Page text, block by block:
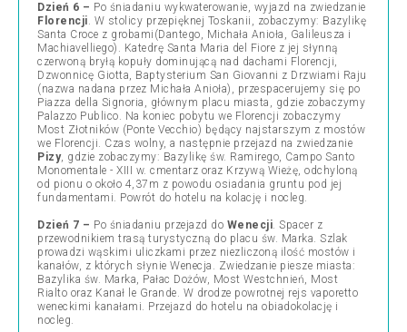
Dzień 6 – Po śniadaniu wykwaterowanie, wyjazd na zwiedzanie
Florencji. W stolicy przepięknej Toskanii, zobaczymy: Bazylikę
Santa Croce z grobami(Dantego, Michała Anioła, Galileusza i
Machiavelliego). Katedrę Santa Maria del Fiore z jej słynną
czerwoną bryłą kopuły dominującą nad dachami Florencji,
Dzwonnicę Giotta, Baptysterium San Giovanni z Drzwiami Raju
(nazwa nadana przez Michała Anioła), przespacerujemy się po
Piazza della Signoria, głównym placu miasta, gdzie zobaczymy
Palazzo Publico. Na koniec pobytu we Florencji zobaczymy
Most Złotników (Ponte Vecchio) będący najstarszym z mostów
we Florencji. Czas wolny, a następnie przejazd na zwiedzanie
Pizy, gdzie zobaczymy: Bazylikę św. Ramirego, Campo Santo
Monomentale - XIII w. cmentarz oraz Krzywą Wieżę, odchyloną
od pionu o około 4,37m z powodu osiadania gruntu pod jej
fundamentami. Powrót do hotelu na kolację i nocleg.
Dzień 7 – Po śniadaniu przejazd do Wenecji. Spacer z
przewodnikiem trasą turystyczną do placu św. Marka. Szlak
prowadzi wąskimi uliczkami przez niezliczoną ilość mostów i
kanałów, z których słynie Wenecja. Zwiedzanie piesze miasta:
Bazylika św. Marka, Pałac Dożów, Most Westchnień, Most
Rialto oraz Kanał le Grande. W drodze powrotnej rejs vaporetto
weneckimi kanałami. Przejazd do hotelu na obiadokolację i
nocleg.